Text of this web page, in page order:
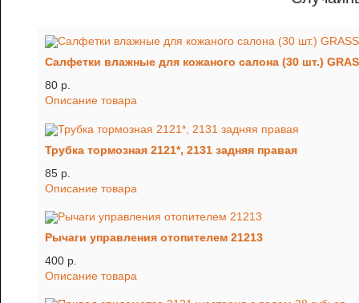
Салфетки влажные для кожаного салона (30 шт.)
80 p.
Описание товара
Трубка тормозная 2121*, 2131 задняя правая
85 p.
Описание товара
Рычаги управления отопителем 21213
400 p.
Описание товара